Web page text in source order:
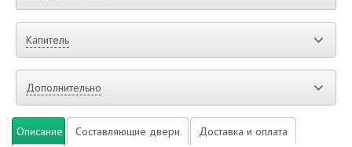
Капитель
Дополнительно
Описание Составляющие двери
Доставка и оплата